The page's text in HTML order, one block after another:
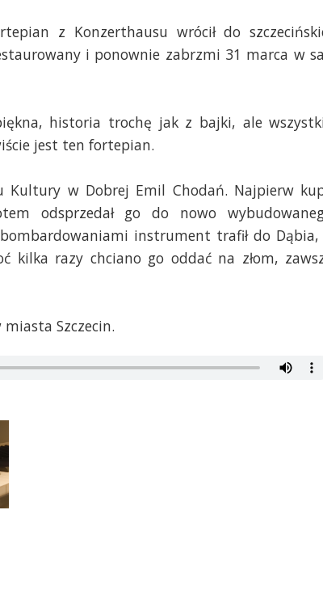
z Konzerthausu wrócił do
i ponownie zabrzmi 31 marca w
historia trochę jak z bajki, ale
jest ten fortepian.
Kultury w Dobrej Emil Chodań. Najpierw
odsprzedał go do nowo
instrument trafił do
razy chciano go oddać na złom,
Szczecin.